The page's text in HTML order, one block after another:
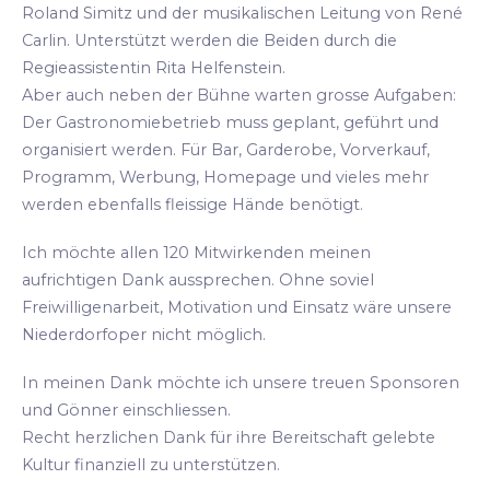
Roland Simitz und der musikalischen Leitung von René
Carlin. Unterstützt werden die Beiden durch die
Regieassistentin Rita Helfenstein.
Aber auch neben der Bühne warten grosse Aufgaben:
Der Gastronomiebetrieb muss geplant, geführt und
organisiert werden. Für Bar, Garderobe, Vorverkauf,
Programm, Werbung, Homepage und vieles mehr
werden ebenfalls fleissige Hände benötigt.
Ich möchte allen 120 Mitwirkenden meinen
aufrichtigen Dank aussprechen. Ohne soviel
Freiwilligenarbeit, Motivation und Einsatz wäre unsere
Niederdorfoper nicht möglich.
In meinen Dank möchte ich unsere treuen Sponsoren
und Gönner einschliessen.
Recht herzlichen Dank für ihre Bereitschaft gelebte
Kultur finanziell zu unterstützen.